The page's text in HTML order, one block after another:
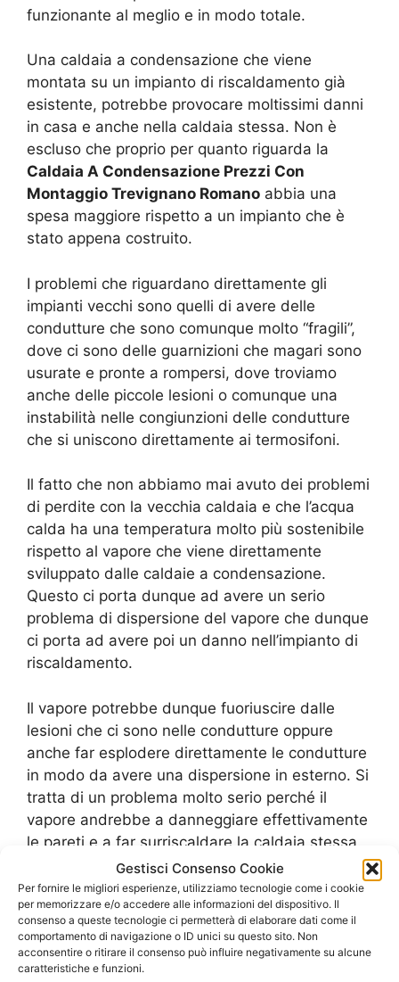
Gestisci Consenso Cookie
Per fornire le migliori esperienze, utilizziamo tecnologie come i cookie
per memorizzare e/o accedere alle informazioni del dispositivo. Il
consenso a queste tecnologie ci permetterà di elaborare dati come il
comportamento di navigazione o ID unici su questo sito. Non
acconsentire o ritirare il consenso può influire negativamente su alcune
caratteristiche e funzioni.
funzionante al meglio e in modo totale.
Una caldaia a condensazione che viene
montata su un impianto di riscaldamento già
esistente, potrebbe provocare moltissimi danni
in casa e anche nella caldaia stessa. Non è
escluso che proprio per quanto riguarda la
Caldaia A Condensazione Prezzi Con
Montaggio Trevignano Romano abbia una
spesa maggiore rispetto a un impianto che è
stato appena costruito.
I problemi che riguardano direttamente gli
impianti vecchi sono quelli di avere delle
condutture che sono comunque molto “fragili”,
dove ci sono delle guarnizioni che magari sono
usurate e pronte a rompersi, dove troviamo
anche delle piccole lesioni o comunque una
instabilità nelle congiunzioni delle condutture
che si uniscono direttamente ai termosifoni.
Il fatto che non abbiamo mai avuto dei problemi
di perdite con la vecchia caldaia e che l’acqua
calda ha una temperatura molto più sostenibile
rispetto al vapore che viene direttamente
sviluppato dalle caldaie a condensazione.
Questo ci porta dunque ad avere un serio
problema di dispersione del vapore che dunque
ci porta ad avere poi un danno nell’impianto di
riscaldamento.
Il vapore potrebbe dunque fuoriuscire dalle
lesioni che ci sono nelle condutture oppure
anche far esplodere direttamente le condutture
in modo da avere una dispersione in esterno. Si
tratta di un problema molto serio perché il
vapore andrebbe a danneggiare effettivamente
le pareti e a far surriscaldare la caldaia stessa.
Per questo si consiglia sempre di avere un
sostegno per una videoispezione nelle
condutture dell’impianto di riscaldamento.
Tramite quest’intervento si ha dunque la
possibilità di “mappare” i problemi che ci sono e